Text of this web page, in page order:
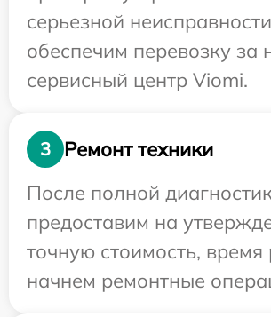
серьезной
обеспечим перевозку за
сервисный центр Viomi.
3
Ремонт техники
После полной
предоставим на
точную стоимость, время
начнем ремонтные